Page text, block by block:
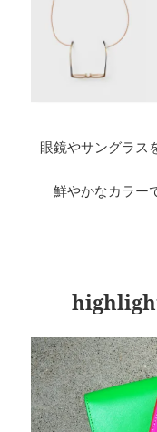
眼鏡やサングラス
鮮やかなカラー